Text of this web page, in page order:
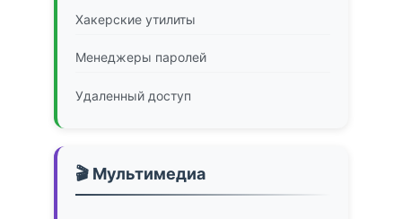
Хакерские утилиты
Менеджеры паролей
Удаленный доступ
🎬 Мультимедиа